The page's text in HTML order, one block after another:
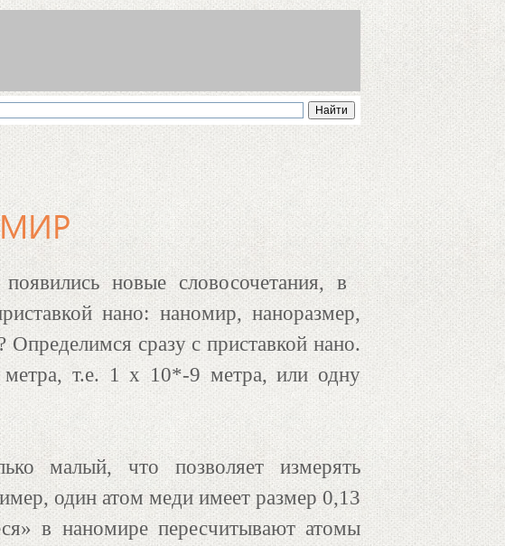
новые словосочетания, в
нано: наномир, наноразмер,
сразу с приставкой нано.
метра, т.е. 1 х 10*-9 метра, или одну
малый, что позволяет измерять
один атом меди имеет размер 0,13
в наномире пересчитывают атомы